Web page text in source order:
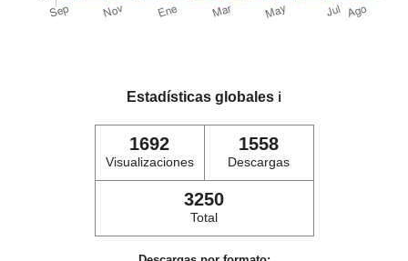
Estadísticas globales ℹ️
1692
Visualizaciones
1558
Descargas
3250
Total